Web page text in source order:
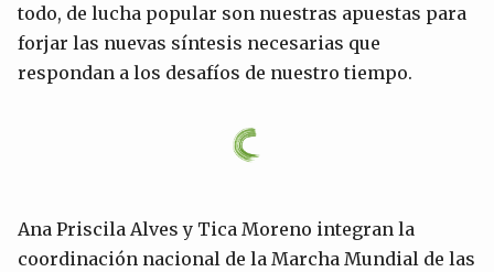
todo, de lucha popular son nuestras apuestas para
forjar las nuevas síntesis necesarias que
respondan a los desafíos de nuestro tiempo.
Ana Priscila Alves y Tica Moreno integran la
coordinación nacional de la Marcha Mundial de las